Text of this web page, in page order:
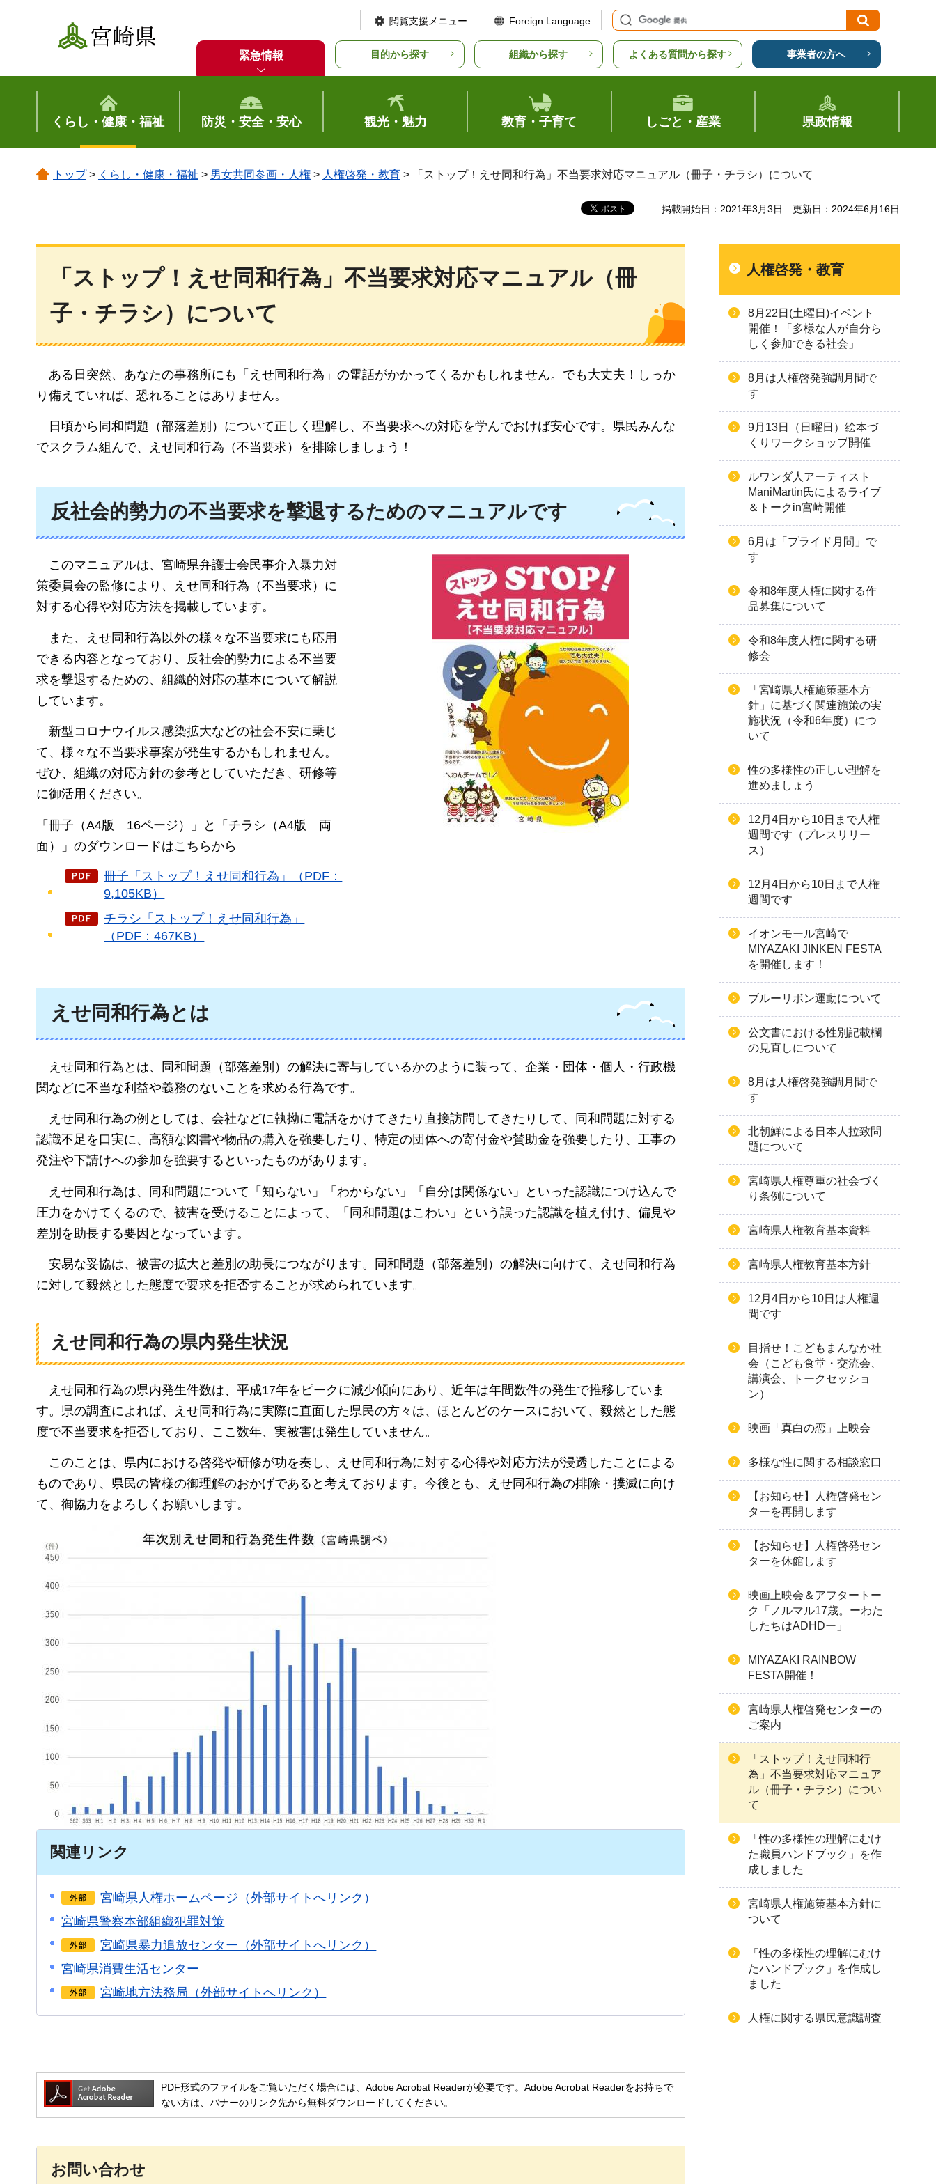
宮崎県
閲覧支援メニュー Foreign Language
緊急情報 目的から探す 組織から探す よくある質問から探す 事業者の方へ
くらし・健康・福祉 防災・安全・安心 観光・魅力 教育・子育て しごと・産業 県政情報
トップ> くらし・健康・福祉 > 男女共同参画・人権 > 人権啓発・教育 > 「ストップ！えせ同和行為」不当要求対応マニュアル（冊子・チラシ）について
掲載開始日：2021年3月3日 更新日：2024年6月16日
「ストップ！えせ同和行為」不当要求対応マニュアル（冊
子・チラシ）について
ある日突然、 あなたの事務所にも「えせ同和行為」の電話がかかってくるかもしれません。でも大丈夫！しっか
り備えていれば、恐れることはありません。
日頃から 同和問題（部落差別）について正しく理解し、不当要求への対応を学んでおけば安心です。県民みんな
でスクラム組んで、えせ同和行為（不当要求）を排除しましょう！
反社会的勢力の不当要求を撃退するためのマニュアルです
このマニュアルは、 宮崎県弁護士会民事介入暴力対
策委員会の監修により、えせ同和行為（不当要求）に
対する心得や対応方法を掲載しています。
また、
えせ同和行為以外の様々な不当要求にも応用
できる内容となっており、反社会的勢力による不当要
求を撃退するための、組織的対応の基本について解説
しています。
新型コロナウイルス感染拡大などの社会不安に乗じ
て、様々な不当要求事案が発生するかもしれません。
ぜひ、組織の対応方針の参考としていただき、研修等
に御活用ください。
「冊子（A4版 16ページ ）」と「チラシ（A4版
両
面）」のダウンロードはこちらから
冊子「ストップ！えせ同和行為」（PDF：
9,105KB）
チラシ「ストップ！えせ同和行為」
（PDF：467KB）
えせ同和行為とは
えせ同和行為とは、同和問題（部落差別）の解決に寄与しているかのように装って、企業・団体・個人・行政機
関などに不当な利益や義務のないことを求める行為です。
えせ同和行為の例としては、会社などに執拗に電話をかけてきたり直接訪問してきたりして、同和問題に対する
認識不足を口実に、高額な図書や物品の購入を強要したり、特定の団体への寄付金や賛助金を強要したり、工事の
発注や下請けへの参加を強要するといったものがあります。
えせ同和行為は、同和問題について「知らない」「わからない」「自分は関係ない」といった認識につけ込んで
圧力をかけてくるので、被害を受けることによって、「同和問題はこわい」という誤った認識を植え付け、偏見や
差別を助長する要因となっています。
安易な妥協は、被害の拡大と差別の助長につながります。同和問題（部落差別）の解決に向けて、えせ同和行為
に対して毅然とした態度で要求を拒否することが求められています。
えせ同和行為の県内発生状況
えせ同和行為の県内発生件数は、平成17年をピークに減少傾向にあり、近年は年間数件の発生で推移していま
す。県の調査によれば、えせ同和行為に実際に直面した県民の方々は、ほとんどのケースにおいて、毅然とした態
度で不当要求を拒否しており、ここ数年、実被害は発生していません。
このことは、 県内における啓発や研修が功を奏し、えせ同和行為に対する心得や対応方法が浸透したことによる
ものであり、県民の皆様の御理解のおかげであると考えております。今後とも、えせ同和行為の排除・撲滅に向け
て、御協力をよろしくお願いします。
関連リンク
宮崎県人権ホームページ（外部サイトへリンク）
宮崎県警察本部組織犯罪対策
宮崎県暴力追放センター（外部サイトへリンク）
宮崎県消費生活センター
宮崎地方法務局（外部サイトへリンク）
PDF形式のファイルをご覧いただく場合には、Adobe Acrobat Readerが必要です。Adobe Acrobat Readerをお持ちで
ない方は、バナーのリンク先から無料ダウンロードしてください。
お問い合わせ
人権啓発・教育
8月22日(土曜日)イベント
開催！「多様な人が自分ら
しく参加できる社会」
8月は人権啓発強調月間で
す
9月13日（日曜日）絵本づ
くりワークショップ開催
ルワンダ人アーティスト
ManiMartin氏によるライブ
＆トークin宮崎開催
6月は「プライド月間」で
す
令和8年度人権に関する作
品募集について
令和8年度人権に関する研
修会
「宮崎県人権施策基本方
針」に基づく関連施策の実
施状況（令和6年度）につ
いて
性の多様性の正しい理解を
進めましょう
12月4日から10日まで人権
週間です（プレスリリー
ス）
12月4日から10日まで人権
週間です
イオンモール宮崎で
MIYAZAKI JINKEN FESTA
を開催します！
ブルーリボン運動について
公文書における性別記載欄
の見直しについて
8月は人権啓発強調月間で
す
北朝鮮による日本人拉致問
題について
宮崎県人権尊重の社会づく
り条例について
宮崎県人権教育基本資料
宮崎県人権教育基本方針
12月4日から10日は人権週
間です
目指せ！こどもまんなか社
会（こども食堂・交流会、
講演会、トークセッショ
ン）
映画「真白の恋」上映会
多様な性に関する相談窓口
【お知らせ】人権啓発セン
ターを再開します
【お知らせ】人権啓発セン
ターを休館します
映画上映会＆アフタートー
ク「ノルマル17歳。ーわた
したちはADHDー」
MIYAZAKI RAINBOW
FESTA開催！
宮崎県人権啓発センターの
ご案内
「ストップ！えせ同和行
為」不当要求対応マニュア
ル（冊子・チラシ）につい
て
「性の多様性の理解にむけ
た職員ハンドブック」を作
成しました
宮崎県人権施策基本方針に
ついて
「性の多様性の理解にむけ
たハンドブック」を作成し
ました
人権に関する県民意識調査